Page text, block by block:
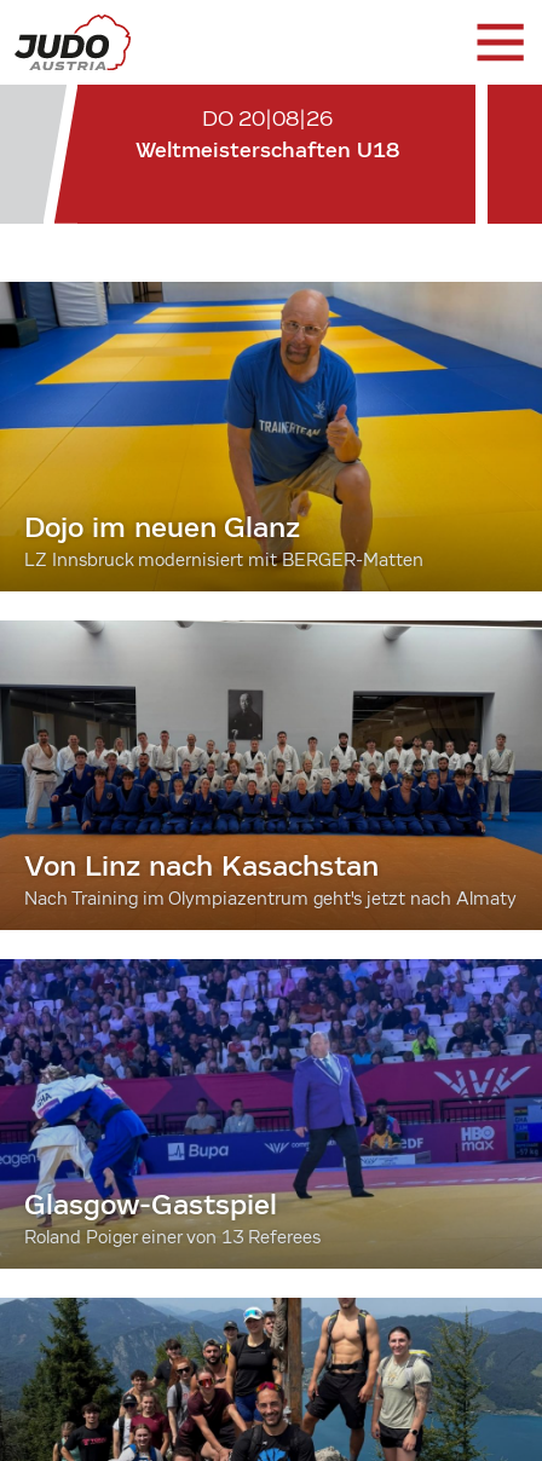
DO 20|08|26
Weltmeisterschaften U18
Dojo im neuen Glanz
LZ Innsbruck modernisiert mit BERGER-Matten
Von Linz nach Kasachstan
Nach Training im Olympiazentrum geht's jetzt nach Almaty
Glasgow-Gastspiel
Roland Poiger einer von 13 Referees